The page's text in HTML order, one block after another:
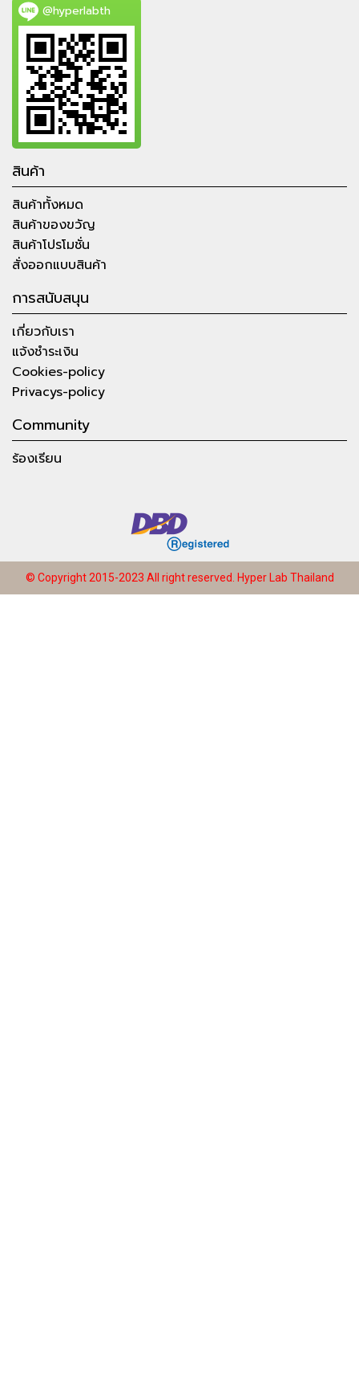
@hyperlabth
สินค้า
สินค้าทั้งหมด
สินค้าของขวัญ
สินค้าโปรโมชั่น
สั่งออกแบบสินค้า
การสนับสนุน
เกี่ยวกับเรา
แจ้งชำระเงิน
Cookies-policy
Privacys-policy
Community
ร้องเรียน
© Copyright 2015-2023 All right reserved. Hyper Lab Thailand